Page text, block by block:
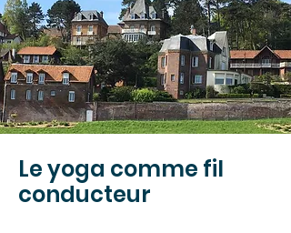
Le yoga comme fil
conducteur